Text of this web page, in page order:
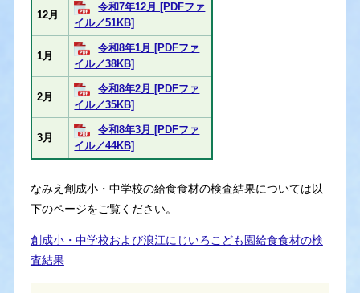
12月
令和7年12月 [PDFファ
イル／51KB]
1月
令和8年1月 [PDFファ
イル／38KB]
2月
令和8年2月 [PDFファ
イル／35KB]
3月
令和8年3月 [PDFファ
イル／44KB]
なみえ創成小・中学校の給食食材の検査結果については以
下のページをご覧ください。
創成小・中学校および浪江にじいろこども園給食食材の検
査結果